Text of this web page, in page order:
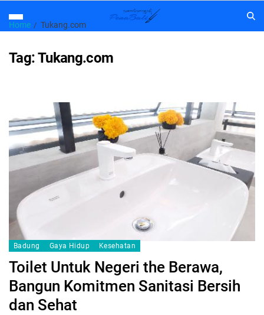
Home Tukang.com
Tag:Tukang.com
Badung Gaya Hidup Kesehatan
Toilet Untuk Negeri the Berawa,
Bangun Komitmen Sanitasi Bersih
dan Sehat